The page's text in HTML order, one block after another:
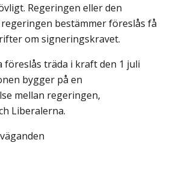
Regeringen eller den
bestämmer föreslås få
om signeringskravet.
föreslås träda i kraft den 1 juli
bygger på en
mellan regeringen,
Liberalerna.